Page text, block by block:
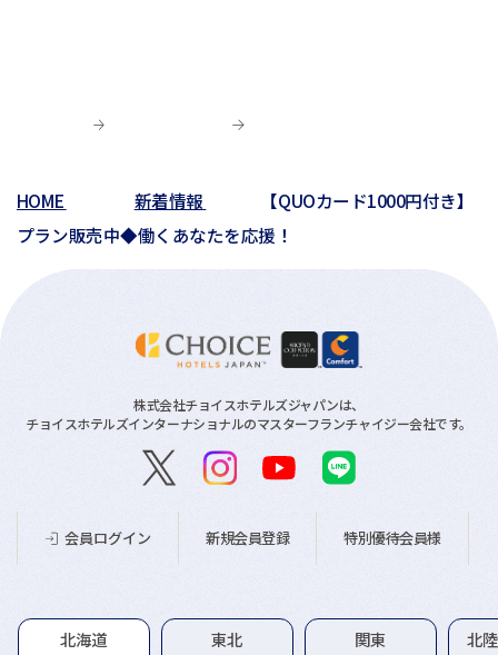
01月(4)
01月(2)
03月(6)
01月(3)
02月(1)
HOME 新着情報
【QUOカード1000円付き】
プラン販売中◆働くあなたを応援！
株式会社チョイスホテルズジャパンは、
チョイスホテルズインターナショナルのマスターフランチャイジー会社です。
会員ログイン 新規会員登録 特別優待会員様
グループホテル一覧
北海道 東北 関東 北